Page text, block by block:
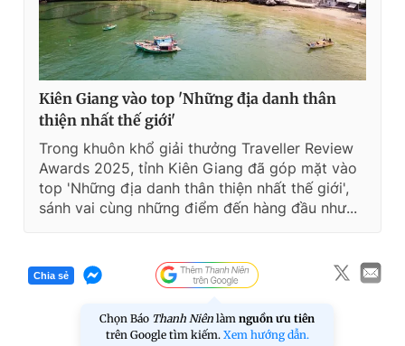
Kiên Giang vào top 'Những địa danh thân
thiện nhất thế giới'
Trong khuôn khổ giải thưởng Traveller Review
Awards 2025, tỉnh Kiên Giang đã góp mặt vào
top 'Những địa danh thân thiện nhất thế giới',
sánh vai cùng những điểm đến hàng đầu như...
Chia sẻ
Chọn Báo Thanh Niên làm nguồn ưu tiên
trên Google tìm kiếm. Xem hướng dẫn.